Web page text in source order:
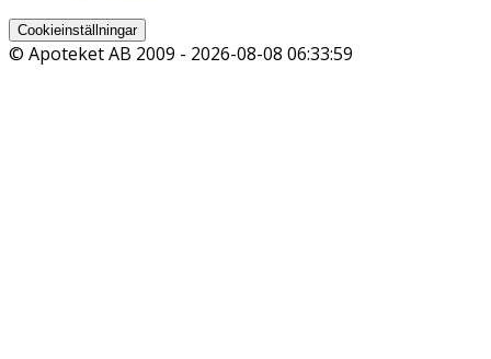
Cookieinställningar
© Apoteket AB 2009 - 2026-08-08 06:33:59